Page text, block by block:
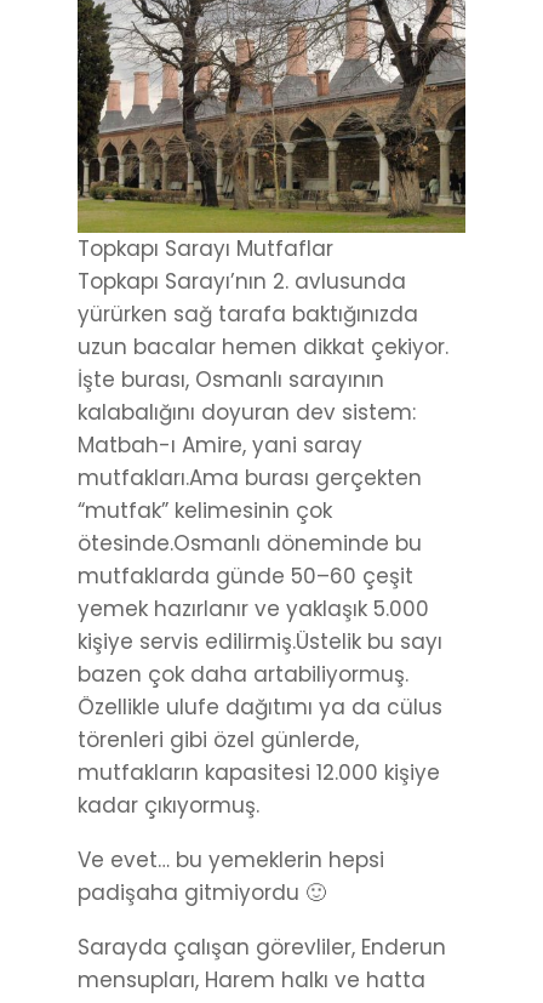
Topkapı Sarayı Mutfaflar
Topkapı Sarayı’nın 2. avlusunda
yürürken sağ tarafa baktığınızda
uzun bacalar hemen dikkat çekiyor.
İşte burası, Osmanlı sarayının
kalabalığını doyuran dev sistem:
Matbah-ı Amire, yani saray
mutfakları.Ama burası gerçekten
“mutfak” kelimesinin çok
ötesinde.Osmanlı döneminde bu
mutfaklarda günde 50–60 çeşit
yemek hazırlanır ve yaklaşık 5.000
kişiye servis edilirmiş.Üstelik bu sayı
bazen çok daha artabiliyormuş.
Özellikle ulufe dağıtımı ya da cülus
törenleri gibi özel günlerde,
mutfakların kapasitesi 12.000 kişiye
kadar çıkıyormuş.
Ve evet… bu yemeklerin hepsi
padişaha gitmiyordu 🙂
Sarayda çalışan görevliler, Enderun
mensupları, Harem halkı ve hatta